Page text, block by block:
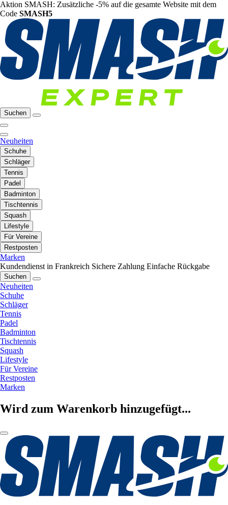
Aktion SMASH: Zusätzliche -5% auf die gesamte Website mit dem
Code SMASH5
Suchen
Neuheiten
Schuhe
Schläger
Tennis
Padel
Badminton
Tischtennis
Squash
Lifestyle
Für Vereine
Restposten
Marken
Kundendienst in Frankreich Sichere Zahlung Einfache Rückgabe
Suchen
Neuheiten
Schuhe
Schläger
Tennis
Padel
Badminton
Tischtennis
Squash
Lifestyle
Für Vereine
Restposten
Marken
Wird zum Warenkorb hinzugefügt...